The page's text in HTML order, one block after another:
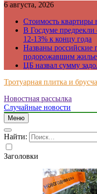
6 августа, 2026
Стоимость квартиры
В Госдуме предрекли
12-13% к концу года
Названы российские
подорожавшим
ЦБ назвал сумму
Тротуарная плитка и
Just another WordPress site
Новостная рассылка
Случайные новости
Меню
Найти:
Заголовки